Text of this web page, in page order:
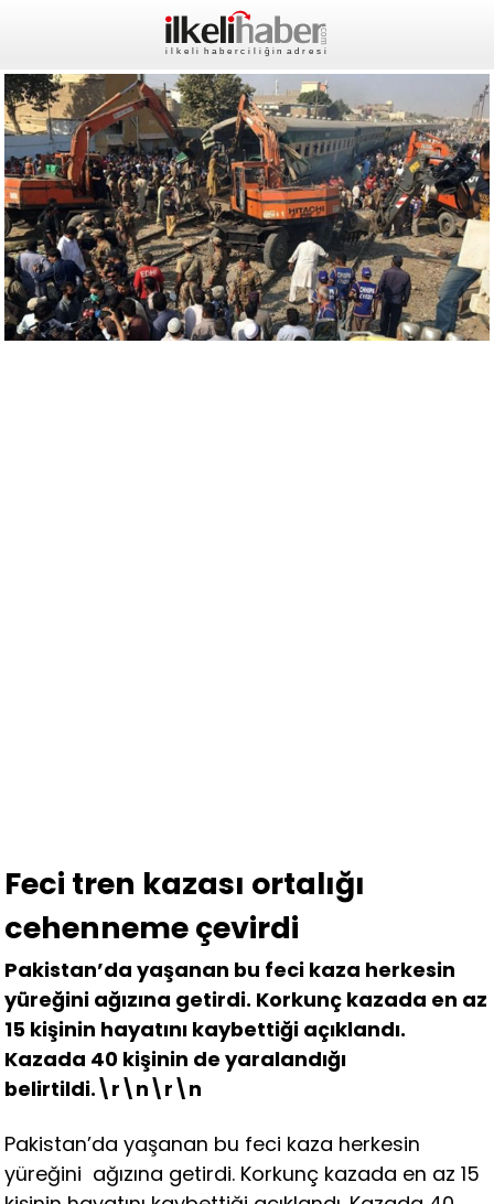
Feci tren kazası ortalığı
cehenneme çevirdi
Pakistan’da yaşanan bu feci kaza herkesin
yüreğini ağızına getirdi. Korkunç kazada en az
15 kişinin hayatını kaybettiği açıklandı.
Kazada 40 kişinin de yaralandığı
belirtildi.\r\n\r\n
Pakistan’da yaşanan bu feci kaza herkesin
yüreğini ağızına getirdi. Korkunç kazada en az 15